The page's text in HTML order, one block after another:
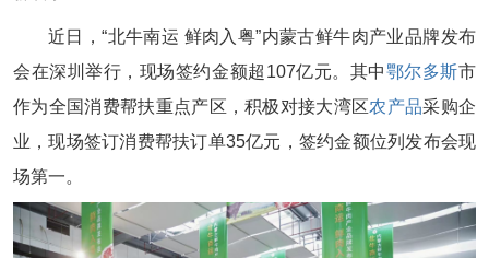
近日，“北牛南运 鲜肉入粤”内蒙古鲜牛肉产业品牌发布
会在深圳举行，现场签约金额超107亿元。其中鄂尔多斯市
作为全国消费帮扶重点产区，积极对接大湾区农产品采购企
业，现场签订消费帮扶订单35亿元，签约金额位列发布会现
场第一。